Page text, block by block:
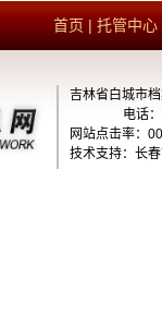
首页 | 托管中心
吉林省白城市
电话
网站点击率：
技术支持：长